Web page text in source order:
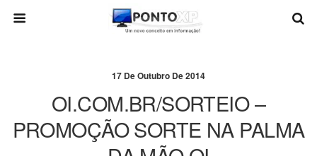
17 De Outubro De 2014
OI.COM.BR/SORTEIO –
PROMOÇÃO SORTE NA PALMA